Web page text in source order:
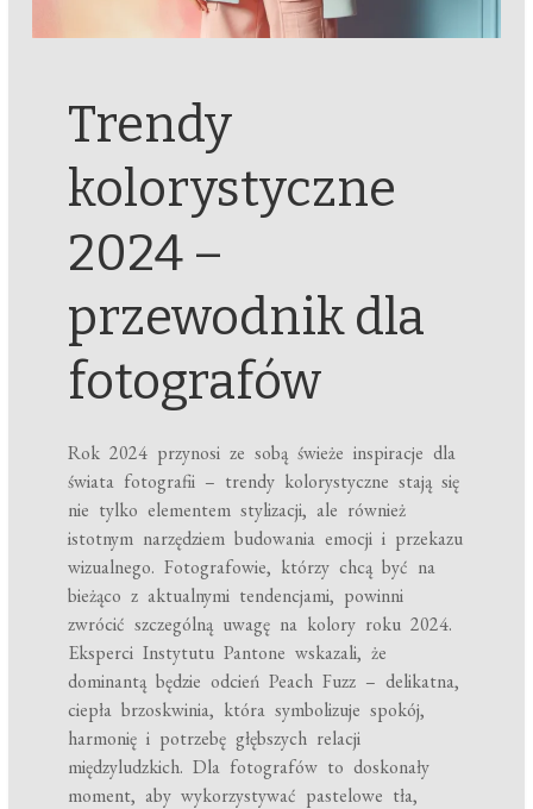
Trendy
kolorystyczne
2024 –
przewodnik dla
fotografów
Rok 2024 przynosi ze sobą świeże inspiracje dla
świata fotografii – trendy kolorystyczne stają się
nie tylko elementem stylizacji, ale również
istotnym narzędziem budowania emocji i przekazu
wizualnego. Fotografowie, którzy chcą być na
bieżąco z aktualnymi tendencjami, powinni
zwrócić szczególną uwagę na kolory roku 2024.
Eksperci Instytutu Pantone wskazali, że
dominantą będzie odcień Peach Fuzz – delikatna,
ciepła brzoskwinia, która symbolizuje spokój,
harmonię i potrzebę głębszych relacji
międzyludzkich. Dla fotografów to doskonały
moment, aby wykorzystywać pastelowe tła,